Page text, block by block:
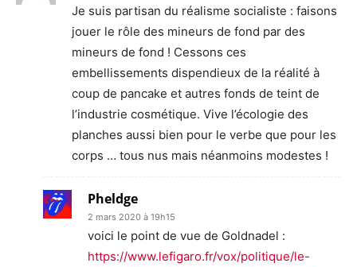
Je suis partisan du réalisme socialiste : faisons
jouer le rôle des mineurs de fond par des
mineurs de fond ! Cessons ces
embellissements dispendieux de la réalité à
coup de pancake et autres fonds de teint de
l’industrie cosmétique. Vive l’écologie des
planches aussi bien pour le verbe que pour les
corps … tous nus mais néanmoins modestes !
Pheldge
2 mars 2020 à 19h15
voici le point de vue de Goldnadel :
https://www.lefigaro.fr/vox/politique/le-